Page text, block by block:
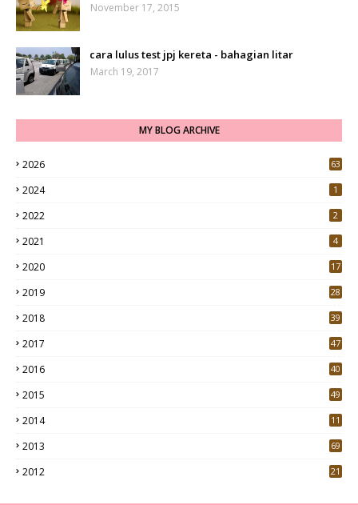
November 17, 2015
cara lulus test jpj kereta - bahagian litar
March 19, 2017
MY BLOG ARCHIVE
2026 63
2024 1
2022 2
2021 4
2020
17
2019
28
2018
39
2017
47
2016
40
2015
49
2014 11
2013 69
2012 21